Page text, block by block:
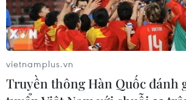
vietnamplus.vn
Truyền thông Hàn Quốc đánh